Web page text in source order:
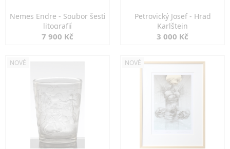
Nemes Endre - Soubor šesti
litografií
7 900 Kč
Petrovický Josef - Hrad
Karlštejn
3 000 Kč
NOVÉ NOVÉ